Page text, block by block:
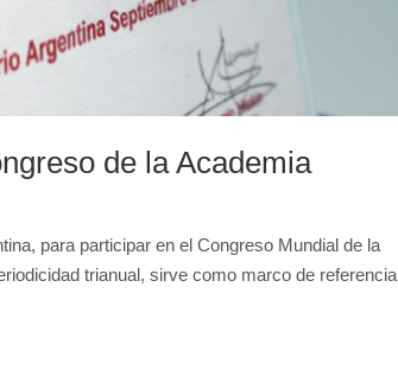
de la Academia
para participar en el Congreso Mundial de la
trianual, sirve como marco de referencia